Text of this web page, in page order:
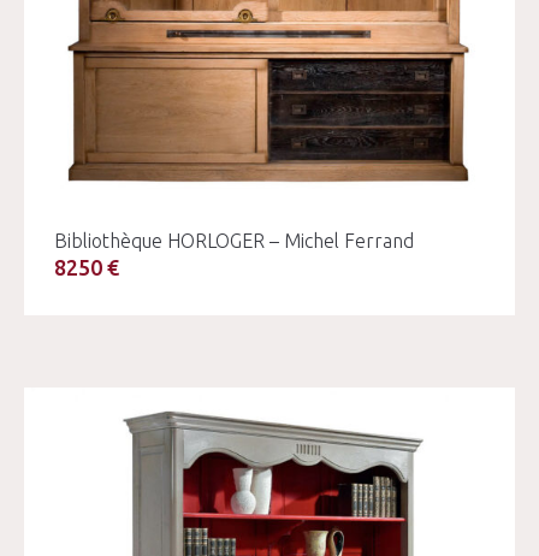
Bibliothèque HORLOGER – Michel Ferrand
8250 €